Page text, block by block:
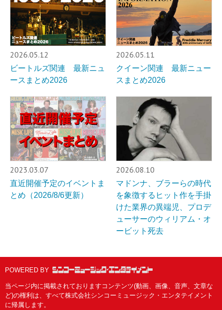
2026.05.12
ビートルズ関連 最新ニュ
ースまとめ2026
2026.05.11
クイーン関連 最新ニュー
スまとめ2026
2023.03.07
直近開催予定のイベントま
とめ（2026/8/6更新）
2026.08.10
マドンナ、ブラーらの時代
を象徴するヒット作を手掛
けた業界の異端児、プロデ
ューサーのウィリアム・オ
ービット死去
POWERED BY
当ページ内に掲載されておりますコンテンツ(動画、画像、音声、文章な
ど)の権利は、すべて株式会社シンコーミュージック・エンタテイメント
に帰属します。